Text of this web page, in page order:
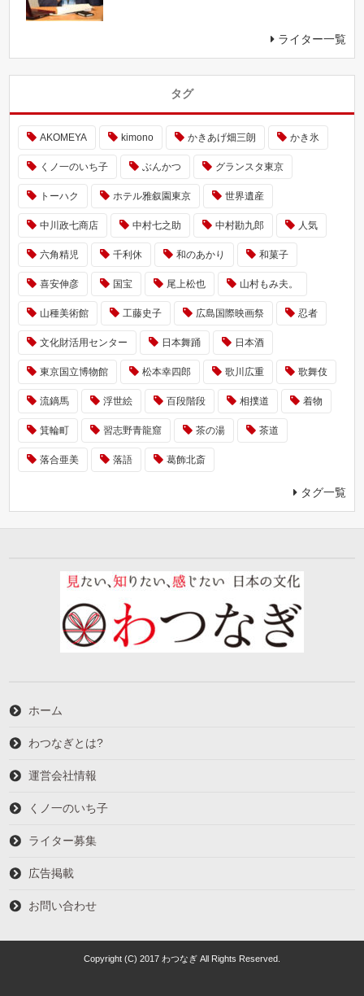
ライター一覧
タグ
AKOMEYA kimono かきあげ畑三朗 かき氷
くノ一のいち子 ぶんかつ グランスタ東京
トーハク ホテル雅叙園東京 世界遺産
中川政七商店 中村七之助 中村勘九郎 人気
六角精児 千利休 和のあかり 和菓子
喜安伸彦 国宝 尾上松也 山村もみ夫。
山種美術館 工藤史子 広島国際映画祭 忍者
文化財活用センター 日本舞踊 日本酒
東京国立博物館 松本幸四郎 歌川広重 歌舞伎
流鏑馬 浮世絵 百段階段 相撲道 着物
箕輪町 習志野青龍窟 茶の湯 茶道
落合亜美 落語 葛飾北斎
タグ一覧
ホーム
わつなぎとは?
運営会社情報
くノ一のいち子
ライター募集
広告掲載
お問い合わせ
Copyright (C) 2017 わつなぎ All Rights Reserved.